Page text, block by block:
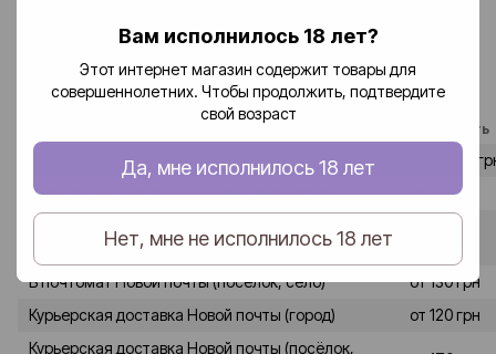
Вам исполнилось 18 лет?
Этот интернет магазин содержит товары для
совершеннолетних. Чтобы продолжить, подтвердите
свой возраст
Да, мне исполнилось 18 лет
Нет, мне не исполнилось 18 лет
🚚 Стоимость доставки
Доставка заказов по Украине осуществляется службой
«Новая почта».
Стоимость
В отделение Новой почты (город)
от 80–90
В отделение Новой почты (посёлок, село)
от 120 грн
В почтомат Новой почты (город)
от 90-100
В почтомат Новой почты (посёлок, село)
от 130 грн
Курьерская доставка Новой почты (город)
от 120 грн
Курьерская доставка Новой почты (посёлок,